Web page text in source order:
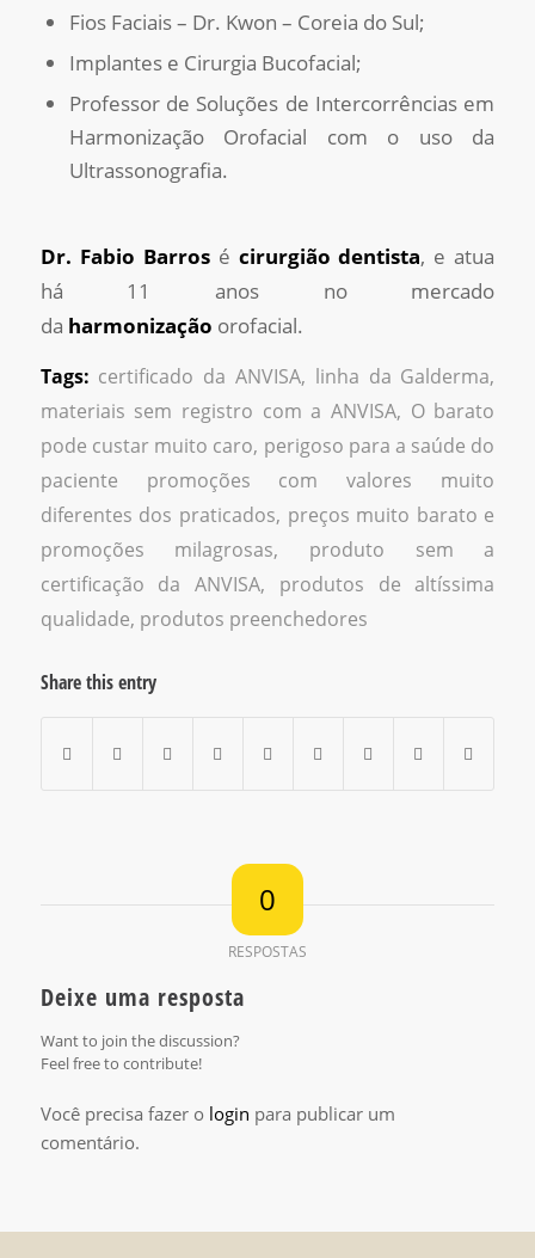
Fios Faciais – Dr. Kwon – Coreia do Sul;
Implantes e Cirurgia Bucofacial;
Professor de Soluções de Intercorrências em
Harmonização Orofacial com o uso da
Ultrassonografia.
Dr. Fabio Barrosé cirurgião dentista, e atua
há 11 anos no mercado
da harmonização orofacial.
Tags: certificado da ANVISA, linha da Galderma,
materiais sem registro com a ANVISA, O barato
pode custar muito caro, perigoso para a saúde do
paciente promoções com valores muito
diferentes dos praticados, preços muito barato e
promoções milagrosas, produto sem a
certificação da ANVISA, produtos de altíssima
qualidade, produtos preenchedores
Share this entry
0
RESPOSTAS
Deixe uma resposta
Want to join the discussion?
Feel free to contribute!
Você precisa fazer o login para publicar um
comentário.